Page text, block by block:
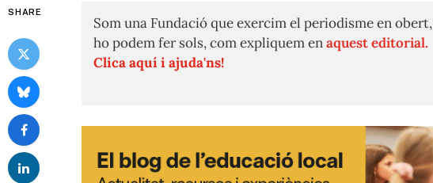
SHARE
Som una Fundació que exercim el periodisme en
ho podem fer sols, com expliquem enaquest editorial.
Clica aquí i ajuda'ns!